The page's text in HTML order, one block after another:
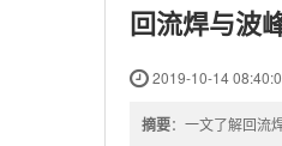
回流焊与波
2019-10-14
摘要：一文了解回流